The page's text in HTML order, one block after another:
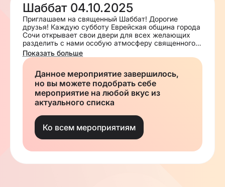
Шаббат 04.10.2025
Приглашаем на священный Шаббат! Дорогие
друзья! Каждую субботу Еврейская община города
Сочи открывает свои двери для всех желающих
разделить с нами особую атмосферу священного
дня — Шаббата. Шаббат — это больше, чем просто
день отдыха. Это уникальная возможность
остановиться в круговороте будней, погрузиться в
мир духовных ценностей и обрести внутреннюю
гармонию. В этот благословенный день мы
собираемся вместе с близкими людьми, делимся
радостью, обмениваемся мудростью поколений и
укрепляем духовные связи. Чтобы с разделить с
нами этот особенный день, оставьте заявку на
нашем сайте. С уважением и тёплыми
пожеланиями, Еврейская община города Сочи
Показать больше
Данное мероприятие завершилось,
но вы можете подобрать себе
мероприятие на любой вкус из
актуального списка
Ко всем мероприятиям